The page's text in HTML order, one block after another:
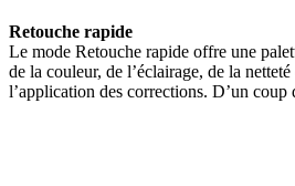
Retouche rapide
Le mode Retouche rapide offre une
de la couleur, de l’éclairage, de la
l’application des corrections. D’un